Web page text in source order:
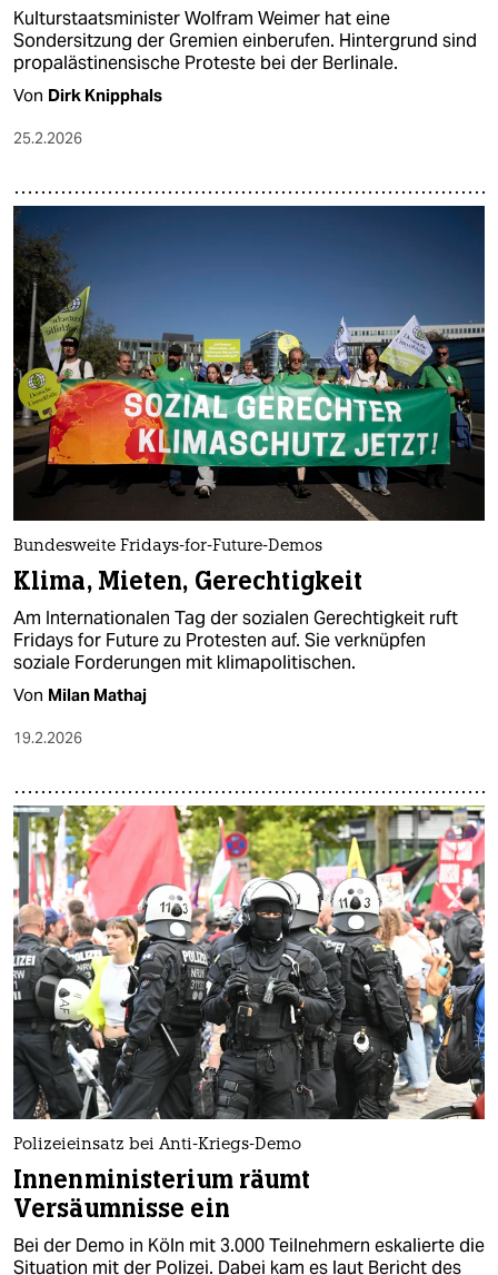
Kulturstaatsminister Wolfram Weimer hat eine
Sondersitzung der Gremien einberufen. Hintergrund sind
propalästinensische Proteste bei der Berlinale.
Von Dirk Knipphals
25.2.2026
Bundesweite Fridays-for-Future-Demos
Klima, Mieten, Gerechtigkeit
Am Internationalen Tag der sozialen Gerechtigkeit ruft
Fridays for Future zu Protesten auf. Sie verknüpfen
soziale Forderungen mit klimapolitischen.
Von Milan Mathaj
19.2.2026
Polizeieinsatz bei Anti-Kriegs-Demo
Innenministerium räumt
Versäumnisse ein
Bei der Demo in Köln mit 3.000 Teilnehmern eskalierte die
Situation mit der Polizei. Dabei kam es laut Bericht des